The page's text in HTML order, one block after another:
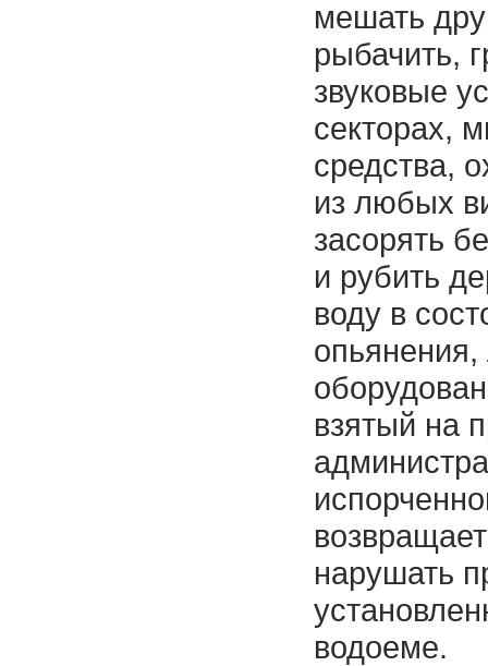
мешать
рыбачить,
звуковые
секторах,
средства,
из любых
засорять
и рубить
воду в
опьянения,
взятый на
нарушать
водоеме.